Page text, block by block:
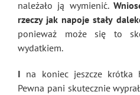
należało ją wymienić.
rzeczy jak napoje stały
ponieważ może się to
wydatkiem.
I na koniec jeszcze krótka
Pewna pani skutecznie